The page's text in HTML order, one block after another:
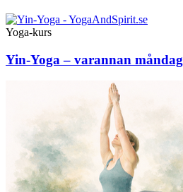
Yoga-kurs
Yin-Yoga – varannan måndag